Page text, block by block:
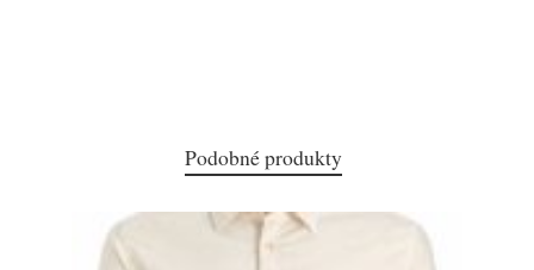
Podobné produkty